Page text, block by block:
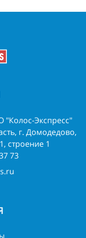
Экспресс"
г. Домодедово,
строение 1
73